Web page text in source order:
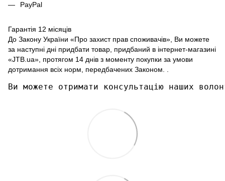
PayPal
Гарантія 12 місяців
До Закону України «Про захист прав споживачів», Ви можете
за наступні дні придбати товар, придбаний в інтернет-магазині
«JTB.ua», протягом 14 днів з моменту покупки за умови
дотримання всіх норм, передбачених Законом. .
Ви можете отримати консультацію наших